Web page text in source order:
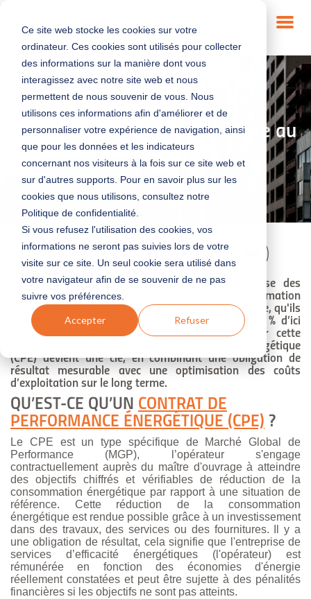
Ce site web stocke les cookies sur votre
ordinateur. Ces cookies sont utilisés pour collecter
des informations sur la manière dont vous
interagissez avec notre site web et nous
permettent de nous souvenir de vous. Nous
utilisons ces informations afin d'améliorer et de
personnaliser votre expérience de navigation, ainsi
que pour les données et les indicateurs
concernant nos visiteurs à la fois sur ce site web et
sur d'autres supports. Pour en savoir plus sur les
cookies que nous utilisons, consultez notre
Politique de confidentialité.
Si vous refusez l'utilisation des cookies, vos
informations ne seront pas suivies lors de votre
visite sur ce site. Un seul cookie sera utilisé dans
votre navigateur afin de se souvenir de ne pas
suivre vos préférences.
Accepter Refuser
BÂTIMENT DURABLE |SOLUTIONS POUR LES
TERRITOIRES |DÉCRET TERTIAIRE
Le CPE : un outil pour répondre au
Décret Tertiaire
8/07/2025
Le Décret Tertiaire, issu de la loi ÉLAN, impose des
objectifs ambitieux de réduction de la consommation
d'énergie finale pour les bâtiments à usage tertiaire, qu'ils
soient publics ou privés : -40 % d’ici 2030, -50 % d’ici
2040 et -60 % d’ici 2050. Pour accompagner cette
transformation, le Contrat de Performance Énergétique
(CPE) devient une clé, en combinant une obligation de
résultat mesurable avec une optimisation des coûts
d’exploitation sur le long terme.
QU’EST-CE QU’UN CONTRAT DE
PERFORMANCE ÉNERGÉTIQUE (CPE) ?
Le CPE est un type spécifique de Marché Global de
Performance (MGP), l’opérateur s'engage
contractuellement auprès du maître d'ouvrage à atteindre
des objectifs chiffrés et vérifiables de réduction de la
consommation énergétique par rapport à une situation de
référence. Cette réduction de la consommation
énergétique est rendue possible grâce à un investissement
dans des travaux, des services ou des fournitures. Il y a
une obligation de résultat, cela signifie que l'entreprise de
services d’efficacité énergétiques (l'opérateur) est
rémunérée en fonction des économies d'énergie
réellement constatées et peut être sujette à des pénalités
financières si les objectifs ne sont pas atteints.